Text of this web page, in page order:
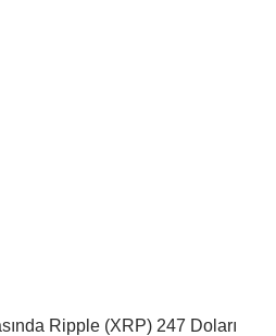
Ripple (XRP) 247 Doları